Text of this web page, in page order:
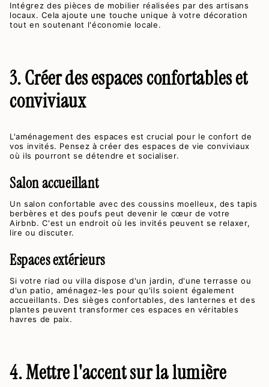
Intégrez des pièces de mobilier réalisées par des artisans
locaux. Cela ajoute une touche unique à votre décoration
tout en soutenant l'économie locale.
3. Créer des espaces confortables et
conviviaux
L'aménagement des espaces est crucial pour le confort de
vos invités. Pensez à créer des espaces de vie conviviaux
où ils pourront se détendre et socialiser.
Salon accueillant
Un salon confortable avec des coussins moelleux, des tapis
berbères et des poufs peut devenir le cœur de votre
Airbnb. C'est un endroit où les invités peuvent se relaxer,
lire ou discuter.
Espaces extérieurs
Si votre riad ou villa dispose d'un jardin, d'une terrasse ou
d'un patio, aménagez-les pour qu'ils soient également
accueillants. Des sièges confortables, des lanternes et des
plantes peuvent transformer ces espaces en véritables
havres de paix.
4. Mettre l'accent sur la lumière